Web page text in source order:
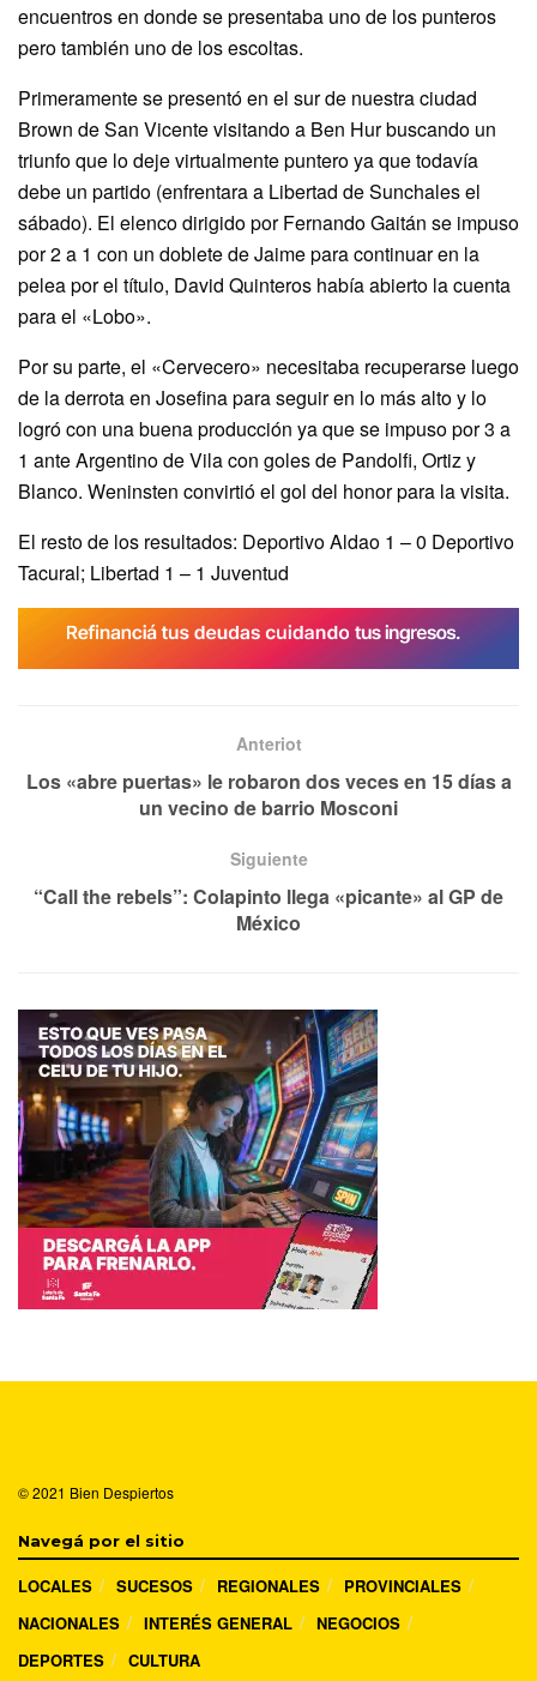
encuentros en donde se presentaba uno de los punteros
pero también uno de los escoltas.
Primeramente se presentó en el sur de nuestra ciudad
Brown de San Vicente visitando a Ben Hur buscando un
triunfo que lo deje virtualmente puntero ya que todavía
debe un partido (enfrentara a Libertad de Sunchales el
sábado). El elenco dirigido por Fernando Gaitán se impuso
por 2 a 1 con un doblete de Jaime para continuar en la
pelea por el título, David Quinteros había abierto la cuenta
para el «Lobo».
Por su parte, el «Cervecero» necesitaba recuperarse luego
de la derrota en Josefina para seguir en lo más alto y lo
logró con una buena producción ya que se impuso por 3 a
1 ante Argentino de Vila con goles de Pandolfi, Ortiz y
Blanco. Weninsten convirtió el gol del honor para la visita.
El resto de los resultados: Deportivo Aldao 1 – 0 Deportivo
Tacural; Libertad 1 – 1 Juventud
Anteriot
Los «abre puertas» le robaron dos veces en 15 días a
un vecino de barrio Mosconi
Siguiente
“Call the rebels”: Colapinto llega «picante» al GP de
México
© 2021 Bien Despiertos
Navegá por el sitio
LOCALES SUCESOS REGIONALES
PROVINCIALES
NACIONALES
INTERÉS GENERAL
NEGOCIOS
DEPORTES
CULTURA